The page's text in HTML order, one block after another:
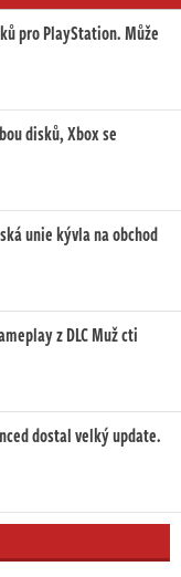
pro PlayStation. Může
disků, Xbox se
unie kývla na obchod
z DLC Muž cti
dostal velký update.